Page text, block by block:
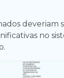
deveriam
no